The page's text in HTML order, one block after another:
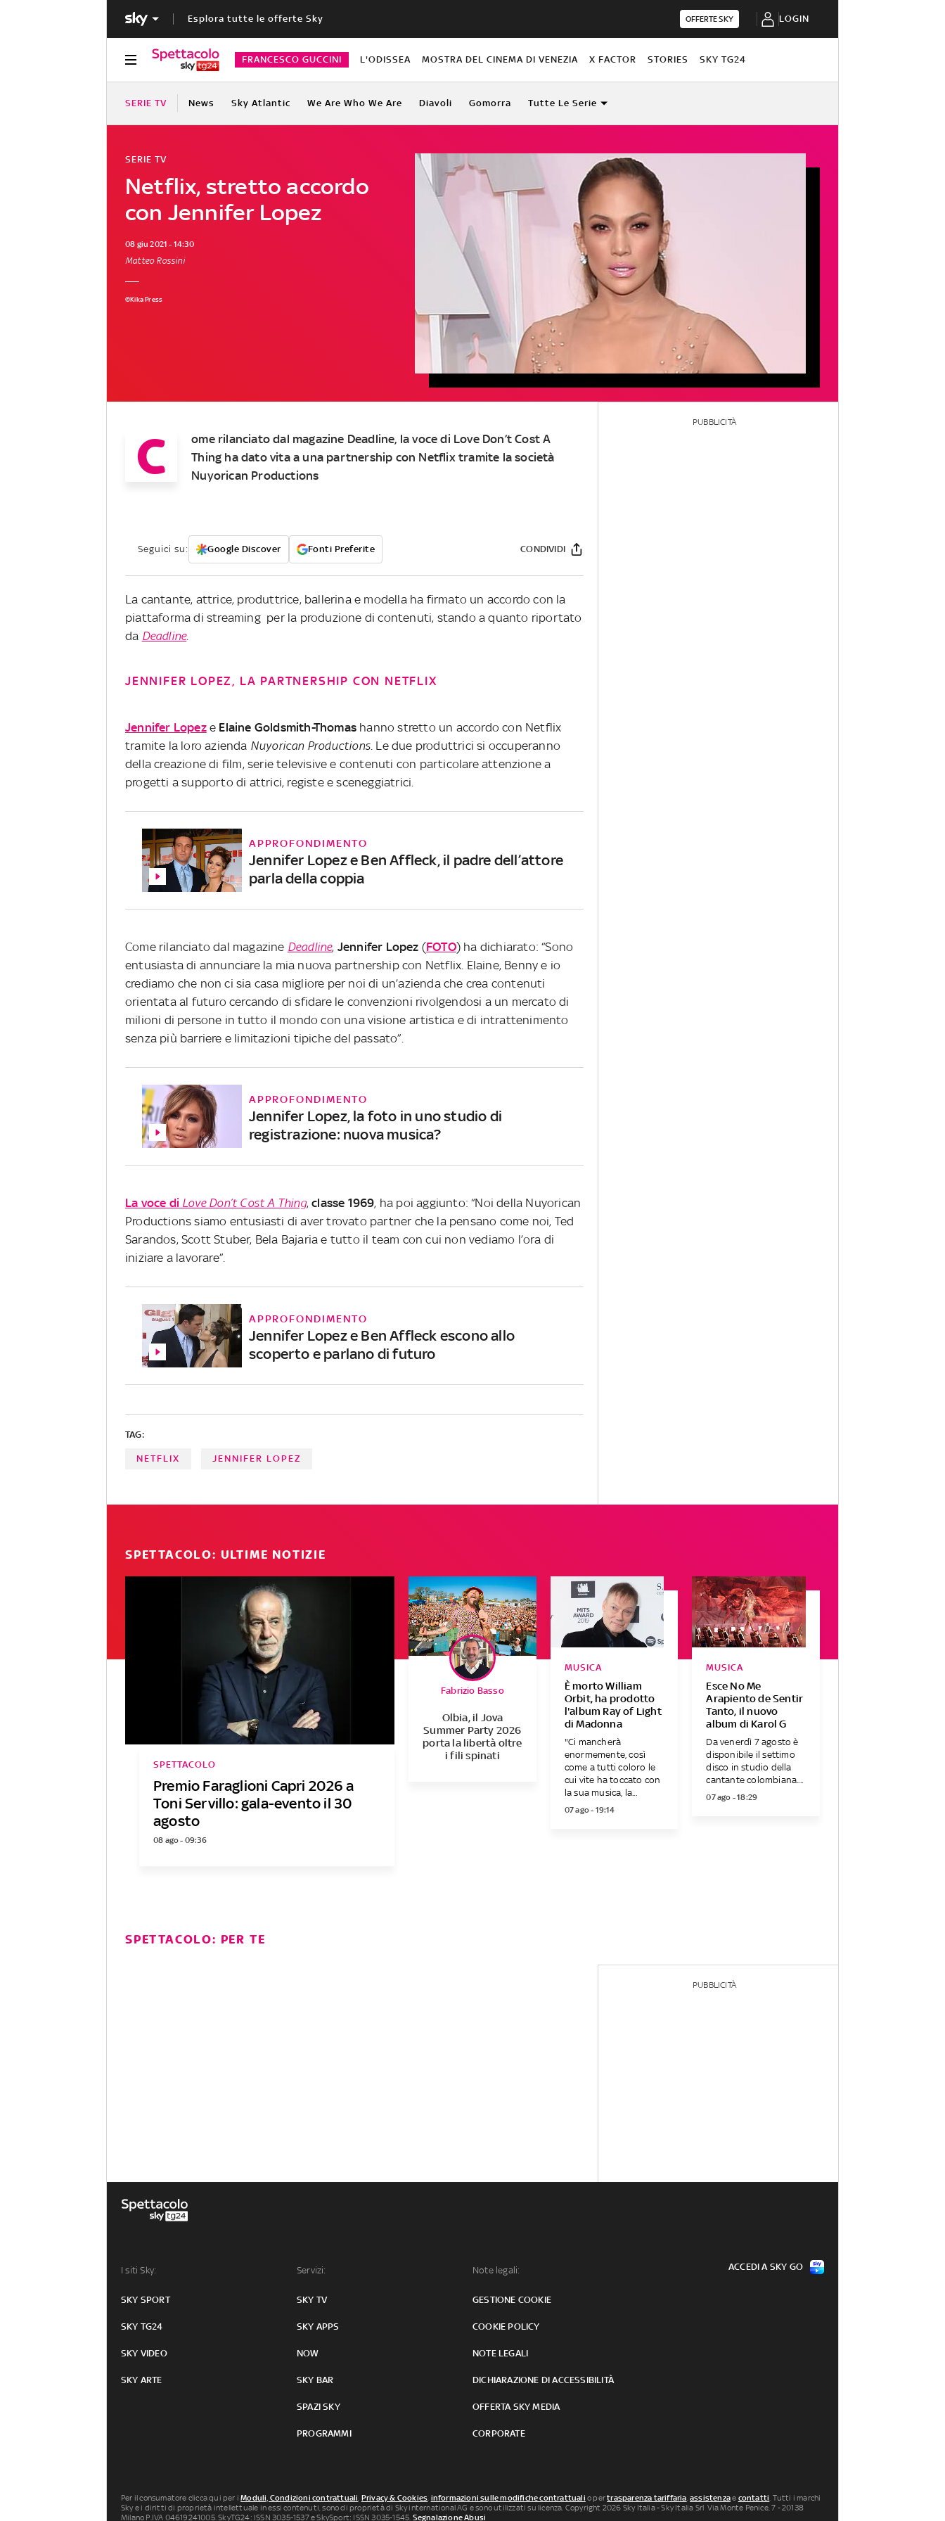
Esplora tutte le offerte Sky OFFERTE SKY LOGIN
FRANCESCO GUCCINI L'ODISSEA MOSTRA DEL CINEMA DI VENEZIA X FACTOR STORIES SKY TG24
SERIE TV News Sky Atlantic We Are Who We Are Diavoli Gomorra Tutte Le Serie
Netflix, stretto accordo
con Jennifer Lopez
SERIE TV
08 giu 2021 - 14:30
Matteo Rossini
©Kika Press
C
ome rilanciato dal magazine Deadline, la voce di Love Don’t Cost A
Thing ha dato vita a una partnership con Netflix tramite la società
Nuyorican Productions
Seguici su: Google Discover Fonti Preferite CONDIVIDI
La cantante, attrice, produttrice, ballerina e modella ha firmato un accordo con la
piattaforma di streaming per la produzione di contenuti, stando a quanto riportato
da Deadline.
JENNIFER LOPEZ, LA PARTNERSHIP CON NETFLIX
Jennifer Lopeze Elaine Goldsmith-Thomas hanno stretto un accordo con Netflix
tramite la loro azienda Nuyorican Productions . Le due produttrici si occuperanno
della creazione di film, serie televisive e contenuti con particolare attenzione a
progetti a supporto di attrici, registe e sceneggiatrici.
APPROFONDIMENTO
Jennifer Lopez e Ben Affleck, il padre dell’attore
parla della coppia
Come rilanciato dal magazine Deadline, Jennifer Lopez (FOTO) ha dichiarato: “Sono
entusiasta di annunciare la mia nuova partnership con Netflix. Elaine, Benny e io
crediamo che non ci sia casa migliore per noi di un’azienda che crea contenuti
orientata al futuro cercando di sfidare le convenzioni rivolgendosi a un mercato di
milioni di persone in tutto il mondo con una visione artistica e di intrattenimento
senza più barriere e limitazioni tipiche del passato”.
APPROFONDIMENTO
Jennifer Lopez, la foto in uno studio di
registrazione: nuova musica?
La voce di Love Don’t Cost A Thing,classe 1969, ha poi aggiunto: “Noi della Nuyorican
Productions siamo entusiasti di aver trovato partner che la pensano come noi, Ted
Sarandos, Scott Stuber, Bela Bajaria e tutto il team con cui non vediamo l’ora di
iniziare a lavorare”.
APPROFONDIMENTO
Jennifer Lopez e Ben Affleck escono allo
scoperto e parlano di futuro
TAG:
NETFLIX JENNIFER LOPEZ
PUBBLICITÀ
SPETTACOLO: ULTIME NOTIZIE
Premio Faraglioni Capri 2026 a
Toni Servillo: gala-evento il 30
agosto
SPETTACOLO
08 ago - 09:36
Olbia, il Jova
Summer Party 2026
porta la libertà oltre
i fili spinati
Fabrizio Basso
È morto William
Orbit, ha prodotto
l'album Ray of Light
di Madonna
MUSICA
"Ci mancherà
enormemente, così
come a tutti coloro le
cui vite ha toccato con
la sua musica, la...
07 ago - 19:14
Esce No Me
Arapiento de Sentir
Tanto, il nuovo
album di Karol G
MUSICA
Da venerdì 7 agosto è
disponibile il settimo
disco in studio della
cantante colombiana....
07 ago - 18:29
SPETTACOLO: PER TE
PUBBLICITÀ
I siti Sky:
SKY SPORT
SKY TG24
SKY VIDEO
SKY ARTE
Servizi:
SKY TV
SKY APPS
NOW
SKY BAR
SPAZI SKY
PROGRAMMI
Note legali:
GESTIONE COOKIE
COOKIE POLICY
NOTE LEGALI
DICHIARAZIONE DI ACCESSIBILITÀ
OFFERTA SKY MEDIA
CORPORATE
ACCEDI A SKY GO
Per il consumatore clicca qui per iModuli, Condizioni contrattuali, Privacy & Cookies, informazioni sulle modifiche contrattuali o pertrasparenza tariffaria,assistenzae contatti. Tutti i marchi
Sky e i diritti di proprietà intellettuale in essi contenuti, sono di proprietà di Sky international AG e sono utilizzati su licenza. Copyright 2026 Sky Italia - Sky Italia Srl Via Monte Penice, 7 - 20138
Milano P.IVA 04619241005. SkyTG24: ISSN 3035-1537 e SkySport: ISSN 3035-1545. Segnalazione Abusi